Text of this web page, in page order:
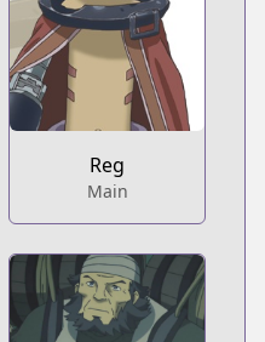
Reg
Main